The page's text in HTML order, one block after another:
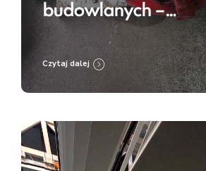
budowlanych –
przygotowanie do
i zabezpieczenia
antykorozyjnego
Czytaj dalej